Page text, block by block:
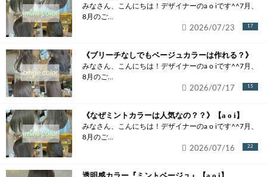
みなさん、こんにちは！デザイナーのa o iです^^7月、
8月のご...
17
2026/07/23
《ブリーチなしでもベージュカラーは作れる？》
みなさん、こんにちは！デザイナーのa o iです^^7月、
8月のご...
15
2026/07/17
《なぜミントカラーは人気なの？？》【a o i】
みなさん、こんにちは！デザイナーのa o iです^^7月、
8月のご...
22
2026/07/16